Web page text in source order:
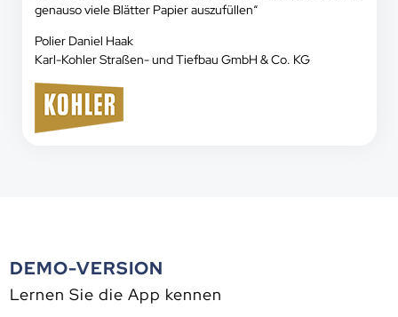
genauso viele Blätter Papier auszufüllen“
Polier Daniel Haak
Karl-Kohler Straßen- und Tiefbau GmbH & Co. KG
DEMO-VERSION
Lernen Sie die App kennen